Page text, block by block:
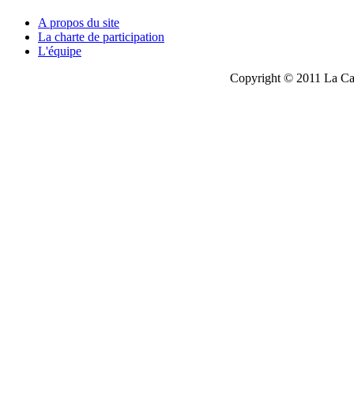
A propos du site
La charte de participation
L'équipe
Copyright © 2011 La